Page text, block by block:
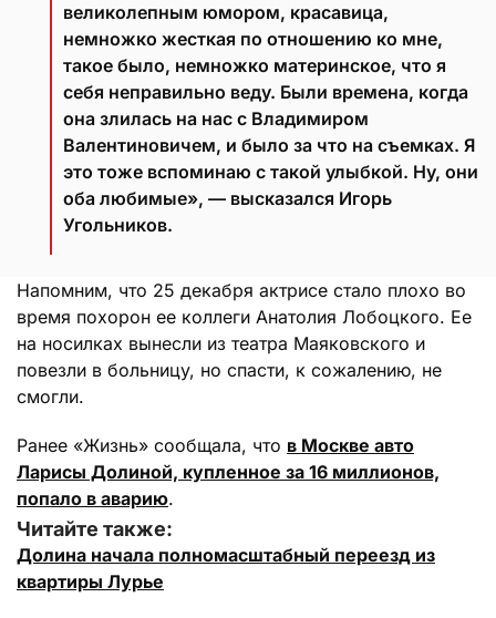
великолепным юмором, красавица,
немножко жесткая по отношению ко мне,
такое было, немножко материнское, что я
себя неправильно веду. Были времена, когда
она злилась на нас с Владимиром
Валентиновичем, и было за что на съемках. Я
это тоже вспоминаю с такой улыбкой. Ну, они
оба любимые», — высказался Игорь
Угольников.
Напомним, что 25 декабря актрисе стало плохо во
время похорон ее коллеги Анатолия Лобоцкого. Ее
на носилках вынесли из театра Маяковского и
повезли в больницу, но спасти, к сожалению, не
смогли.
Ранее «Жизнь» сообщала, что в Москве авто
Ларисы Долиной, купленное за 16 миллионов,
попало в аварию.
Читайте также:
Долина начала полномасштабный переезд из
квартиры Лурье